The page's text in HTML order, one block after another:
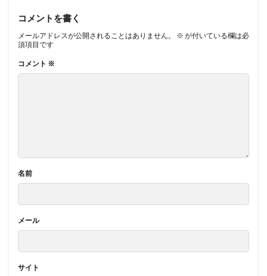
コメントを書く
メールアドレスが公開されることはありません。 ※ が付いている欄は必
須項目です
コメント ※
名前
メール
サイト